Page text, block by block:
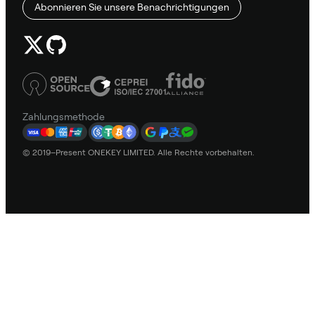
Abonnieren Sie unsere Benachrichtigungen
Zahlungsmethode
© 2019–Present ONEKEY LIMITED. Alle Rechte vorbehalten.